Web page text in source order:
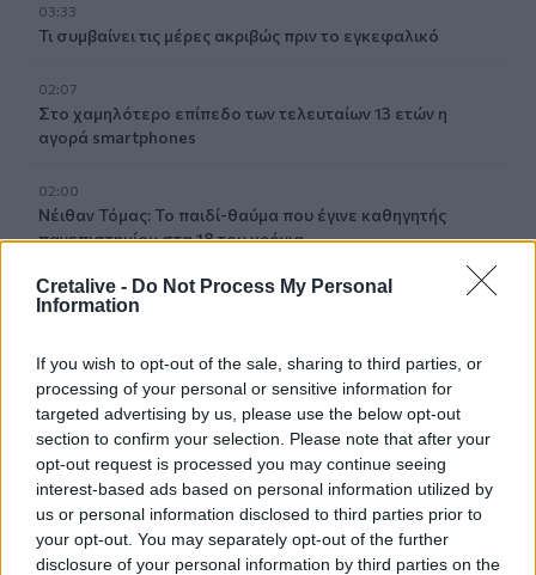
Cretalive - Do Not Process My Personal
Information
If you wish to opt-out of the sale, sharing to third parties, or
processing of your personal or sensitive information for
targeted advertising by us, please use the below opt-out
section to confirm your selection. Please note that after your
opt-out request is processed you may continue seeing
interest-based ads based on personal information utilized by
us or personal information disclosed to third parties prior to
your opt-out. You may separately opt-out of the further
disclosure of your personal information by third parties on the
03:33
Τι συμβαίνει τις μέρες ακριβώς πριν το εγκεφαλικό
02:07
Στο χαμηλότερο επίπεδο των τελευταίων 13 ετών η
αγορά smartphones
02:00
Νέιθαν Τόμας: Το παιδί-θαύμα που έγινε καθηγητής
πανεπιστημίου στα 18 του χρόνια
01:10
Γιατί του Σωτήρος τρώμε ψάρι και ευλογούμε τα πρώτα
23:55
Βρετανία: Η κυβέρνηση δεν θα προχωρήσει σε διεξαγωγή
έρευνας για τον Έπστιν
23:49
ΗΠΑ: Ο Ζούκερμπεργκ ζήτησε συγγνώμη από την
κυβέρνηση της Ινδίας για περιεχόμενο και λάθη της Meta